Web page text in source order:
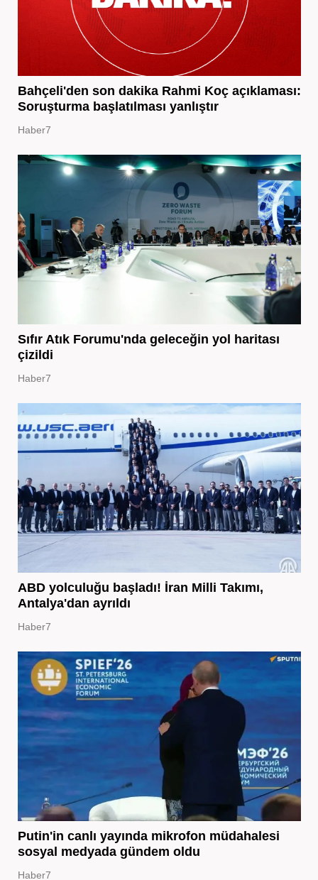
Bahçeli'den son dakika Rahmi Koç açıklaması:
Soruşturma başlatılması yanlıştır
Haber7
Sıfır Atık Forumu'nda geleceğin yol haritası
çizildi
Haber7
ABD yolculuğu başladı! İran Milli Takımı,
Antalya'dan ayrıldı
Haber7
Putin'in canlı yayında mikrofon müdahalesi
sosyal medyada gündem oldu
Haber7